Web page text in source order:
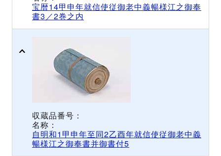
宝暦14甲申年就信使従御老中義暢様江之御奉
書3／2巻之内
自明和1甲申年至同2乙酉年就信使従御老中義
暢様江之御奉書并御書付5